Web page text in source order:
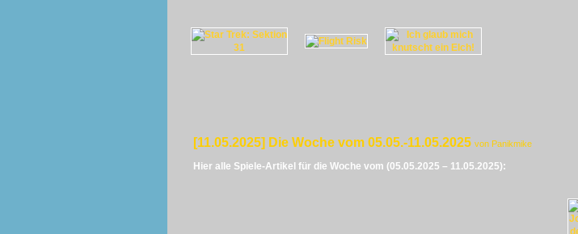
[11.05.2025] Die Woche vom 05.05.-11.05.2025 von Panikmike
Hier alle Spiele-Artikel für die Woche vom (05.05.2025 – 11.05.2025):